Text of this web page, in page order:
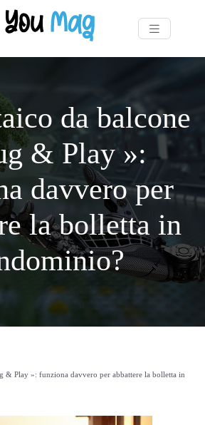
da balcone
& Play »:
davvero per
la bolletta in
& Play »: funziona davvero per abbattere la bolletta in